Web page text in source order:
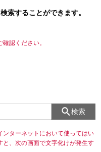
索することができます。
認ください。
検索
ンターネットにおいて使ってはい
と、次の画面で文字化けが発生す